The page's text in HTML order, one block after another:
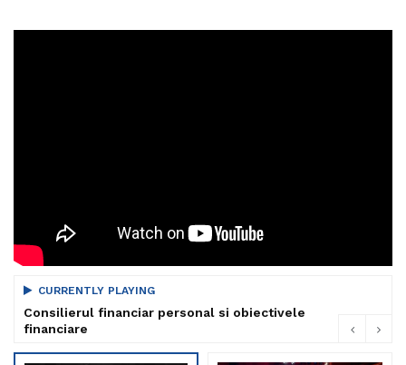
CURRENTLY PLAYING
Consilierul financiar personal si obiectivele
financiare